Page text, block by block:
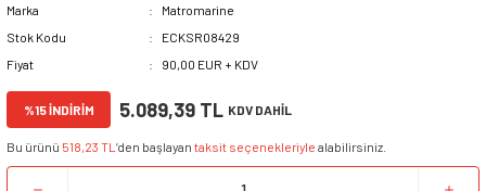
Marka
Matromarine
Stok Kodu
ECKSR08429
Fiyat
90,00 EUR + KDV
%15 İNDİRİM 5.089,39 TL KDV DAHİL
Bu ürünü 518,23 TL ’den başlayan taksit seçenekleriyle alabilirsiniz.